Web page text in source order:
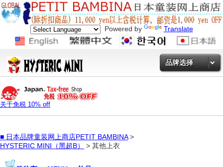
Powered by Translate
品牌选择
关于免税 10% off
■ 日本品牌童装网上商店PETIT BAMBINA>
HYSTERIC MINI（黑超B）
> 其他上衣